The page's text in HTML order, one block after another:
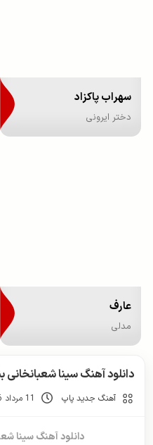
سهراب پاکزاد
دختر ایرونی
عارف
مدلی
دانلود آهنگ سینا شعبانخانی
آهنگ جدید پاپ 11 مرداد 1396
دانلود آهنگ سینا